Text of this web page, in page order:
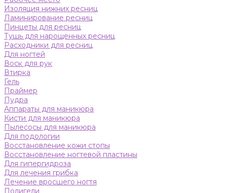
Изоляция нижних ресниц
Ламинирование ресниц
Пинцеты для ресниц
Тушь для нарощенных ресниц
Расходники для ресниц
Для ногтей
Воск для рук
Втирка
Гель
Праймер
Пудра
Аппараты для маникюра
Кисти для маникюра
Пылесосы для маникюра
Для подологии
Восстановление кожи стопы
Восстановление ногтевой пластины
Для гипергидроза
Для лечения грибка
Лечение вросшего ногтя
Полигели